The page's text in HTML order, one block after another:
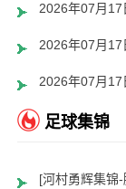
2026年07月17
2026年07月17
2026年07月17
足球集锦